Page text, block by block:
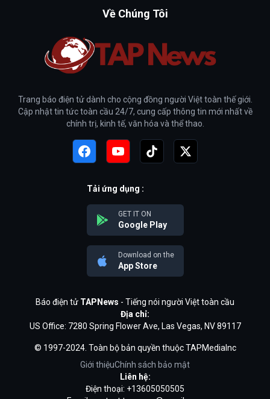
Về Chúng Tôi
Trang báo điện tử dành cho cộng đồng người Việt toàn thế giới.
Cập nhật tin tức toàn cầu 24/7, cung cấp thông tin mới nhất về
chính trị, kinh tế, văn hóa và thể thao.
Tải ứng dụng :
GET IT ON
Google Play
Download on the
App Store
Báo điện tử TAPNews - Tiếng nói người Việt toàn cầu
Địa chỉ:
US Office: 7280 Spring Flower Ave, Las Vegas, NV 89117
© 1997-2024. Toàn bộ bản quyền thuộc TAPMediaInc
Giới thiệuChính sách bảo mật
Liên hệ:
Điện thoại: +13605050505